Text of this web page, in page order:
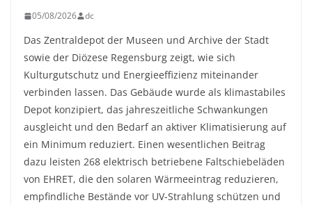
05/08/2026 dc
Das Zentraldepot der Museen und Archive der Stadt
sowie der Diözese Regensburg zeigt, wie sich
Kulturgutschutz und Energieeffizienz miteinander
verbinden lassen. Das Gebäude wurde als klimastabiles
Depot konzipiert, das jahreszeitliche Schwankungen
ausgleicht und den Bedarf an aktiver Klimatisierung auf
ein Minimum reduziert. Einen wesentlichen Beitrag
dazu leisten 268 elektrisch betriebene Faltschiebeläden
von EHRET, die den solaren Wärmeeintrag reduzieren,
empfindliche Bestände vor UV-Strahlung schützen und